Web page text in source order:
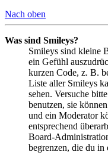
Nach oben
Was sind Smileys?
Smileys sind kleine
ein Gefühl
kurzen Code, z. B.
Liste aller Smileys
sehen. Versuche
benutzen, sie
und ein Moderator
entsprechend
Board-
begrenzen, die du in